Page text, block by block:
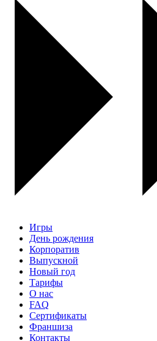
Игры
День рождения
Корпоратив
Выпускной
Новый год
Тарифы
О нас
FAQ
Сертификаты
Франшиза
Контакты